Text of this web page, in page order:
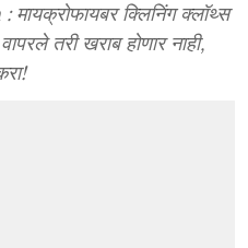
क्लिनिंग क्लॉथ्स
तरी खराब होणार नाही,